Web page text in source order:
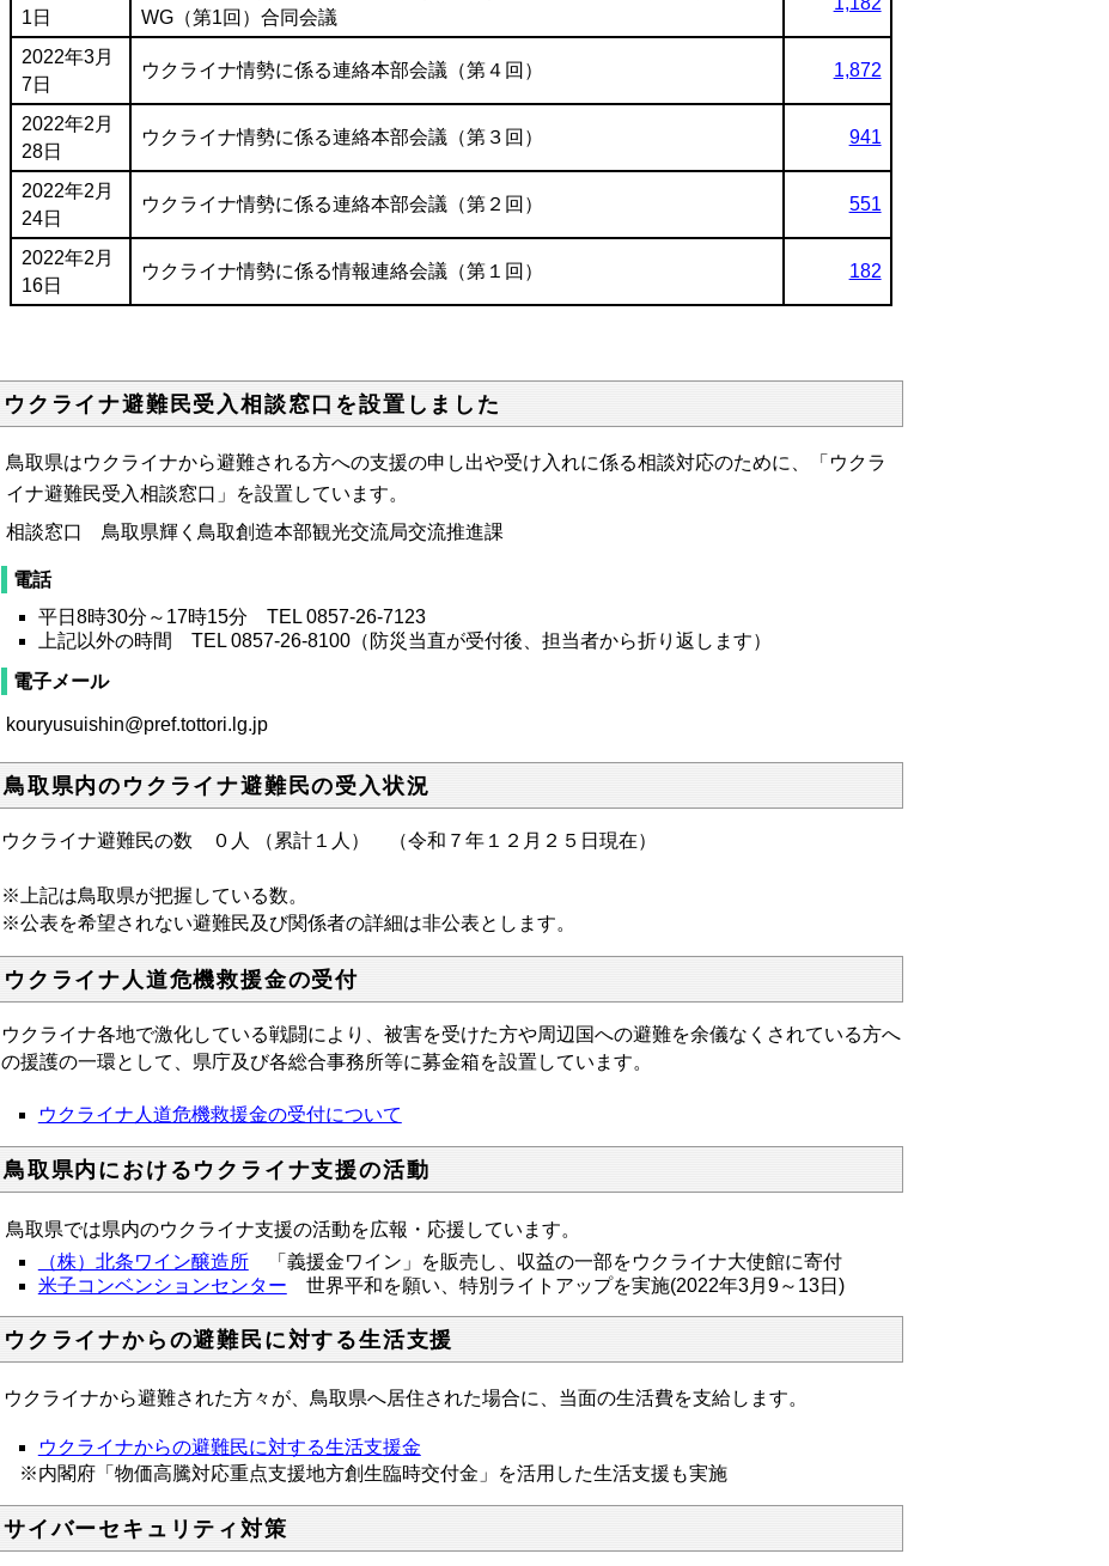
1日
WG（第1回）合同会議
2022年3月
7日
ウクライナ情勢に係る連絡本部会議（第４回） 1,872
2022年2月
28日
ウクライナ情勢に係る連絡本部会議（第３回） 941
2022年2月
24日
ウクライナ情勢に係る連絡本部会議（第２回） 551
2022年2月
16日
ウクライナ情勢に係る情報連絡会議（第１回） 182
ウクライナ避難民受入相談窓口を設置しました
鳥取県はウクライナから避難される方への支援の申し出や受け入れに係る相談対応のために、「ウクラ
イナ避難民受入相談窓口」を設置しています。
相談窓口 鳥取県輝く鳥取創造本部観光交流局交流推進課
電話
平日8時30分～17時15分 TEL 0857-26-7123
上記以外の時間 TEL 0857-26-8100（防災当直が受付後、担当者から折り返します）
電子メール
kouryusuishin@pref.tottori.lg.jp
鳥取県内のウクライナ避難民の受入状況
ウクライナ避難民の数 ０人 （累計１人） （令和７年１２月２５日現在）
※上記は鳥取県が把握している数。
※公表を希望されない避難民及び関係者の詳細は非公表とします。
ウクライナ人道危機救援金の受付
ウクライナ各地で激化している戦闘により、被害を受けた方や周辺国への避難を余儀なくされている方へ
の援護の一環として、県庁及び各総合事務所等に募金箱を設置しています。
ウクライナ人道危機救援金の受付について
鳥取県内におけるウクライナ支援の活動
鳥取県では県内のウクライナ支援の活動を広報・応援しています。
（株）北条ワイン醸造所「義援金ワイン」を販売し、収益の一部をウクライナ大使館に寄付
米子コンベンションセンター 世界平和を願い、特別ライトアップを実施(2022年3月9～13日)
ウクライナからの避難民に対する生活支援
ウクライナから避難された方々が、鳥取県へ居住された場合に、当面の生活費を支給します。
ウクライナからの避難民に対する生活支援金
※内閣府「物価高騰対応重点支援地方創生臨時交付金」を活用した生活支援も実施
サイバーセキュリティ対策